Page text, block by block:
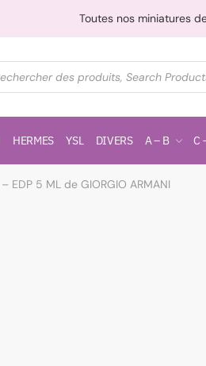
Toutes nos miniatures
HERMES YSL DIVERS A – B C
– EDP 5 ML de GIORGIO ARMANI